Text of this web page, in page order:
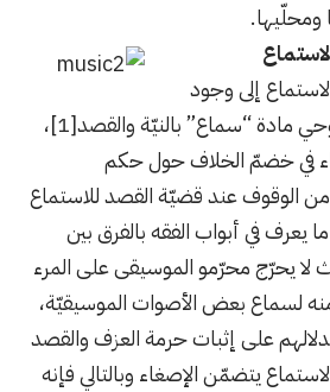
ومحلّيها.
إلى وجود
مادة “سماع” بالنيّة والقصد[1]
،
في خضمّ الخلاف حول حكم
من الوقوف عند قضيّة القصد للاستماع
يعرف في أبواب الفقه بالفرق بين
لا يحرّج محرّمو الموسيقى على المرء
لسماع بعض الأصوات الموسيقيّة،
على إثبات حرمة العزف والقصد
يتضمّن الإصغاء وبالتالي فإنه